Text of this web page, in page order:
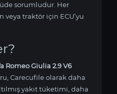
sorumludur. Her
traktör için ECU’yu
Romeo Giulia 2.9 V6
Carecufile olarak daha
yakıt tüketimi, daha